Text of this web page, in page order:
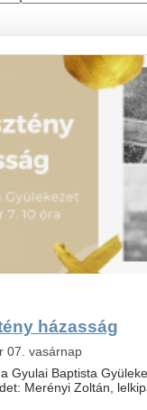
házasság
07. vasárnap
Gyulai Baptista
Merényi Zoltán,